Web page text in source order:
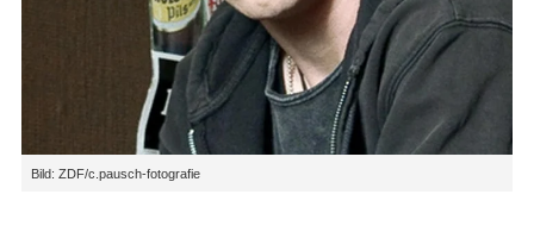
Bild: ZDF/c.pausch-fotografie